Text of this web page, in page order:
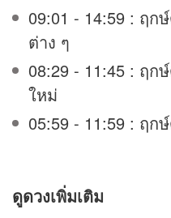
09:01 - 14:59 : ฤก
ต่าง ๆ
08:29 - 11:45 : ฤก
ใหม่
05:59 - 11:59 : ฤ
ดูดวงเพิ่มเติม